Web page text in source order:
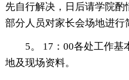
先自行解决，日后请学院酌
部分人员对家长会场地进行
5。 17：00各处工作基
地及现场资料。